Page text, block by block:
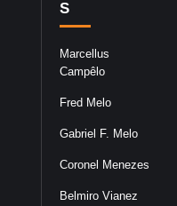
S
Marcellus
Campêlo
Fred Melo
Gabriel F. Melo
Coronel Menezes
Belmiro Vianez